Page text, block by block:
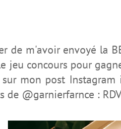
de m'avoir envoyé la
jeu concours pour
sur mon post
de @garnierfarnce :